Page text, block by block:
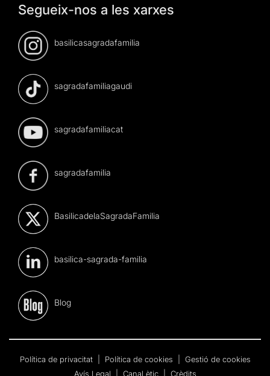
Segueix-nos a les xarxes
basilicasagradafamilia
sagradafamiliagaudi
sagradafamiliacat
sagradafamilia
BasilicadelaSagradaFamilia
basilica-sagrada-familia
Blog
Política de privacitat Política de cookies
Gestió de cookies
Avís Legal
Canal ètic Crèdits